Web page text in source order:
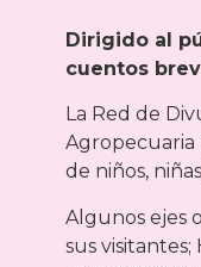
Dirigido al
cuentos
La Red de
Agropecuaria
de niños,
Algunos ejes
sus visitantes;